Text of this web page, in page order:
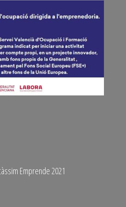
Emprende 2021